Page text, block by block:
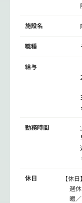
施設名
職種
給与
勤務時間
休日
【休
週
暇